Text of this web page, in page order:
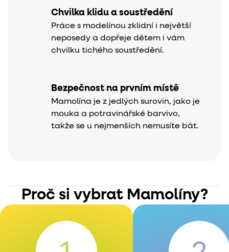
Chvilka klidu a soustředění
Práce s modelínou zklidní i největší
neposedy a dopřeje dětem i vám
chvilku tichého soustředění.
Bezpečnost na prvním místě
Mamolína je z jedlých surovin, jako je
mouka a potravinářské barvivo,
takže se u nejmenších nemusíte bát.
Proč si vybrat Mamolíny?